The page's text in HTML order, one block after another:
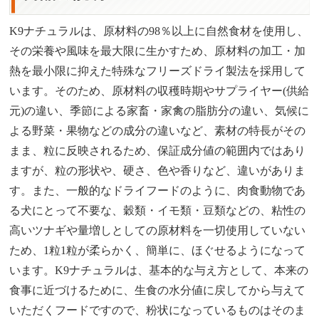
K9ナチュラルは、原材料の98％以上に自然食材を使用し、
その栄養や風味を最大限に生かすため、原材料の加工・加
熱を最小限に抑えた特殊なフリーズドライ製法を採用して
います。そのため、原材料の収穫時期やサプライヤー(供給
元)の違い、季節による家畜・家禽の脂肪分の違い、気候に
よる野菜・果物などの成分の違いなど、素材の特長がその
まま、粒に反映されるため、保証成分値の範囲内ではあり
ますが、粒の形状や、硬さ、色や香りなど、違いがありま
す。また、一般的なドライフードのように、肉食動物であ
る犬にとって不要な、穀類・イモ類・豆類などの、粘性の
高いツナギや量増しとしての原材料を一切使用していない
ため、1粒1粒が柔らかく、簡単に、ほぐせるようになって
います。K9ナチュラルは、基本的な与え方として、本来の
食事に近づけるために、生食の水分値に戻してから与えて
いただくフードですので、粉状になっているものはそのま